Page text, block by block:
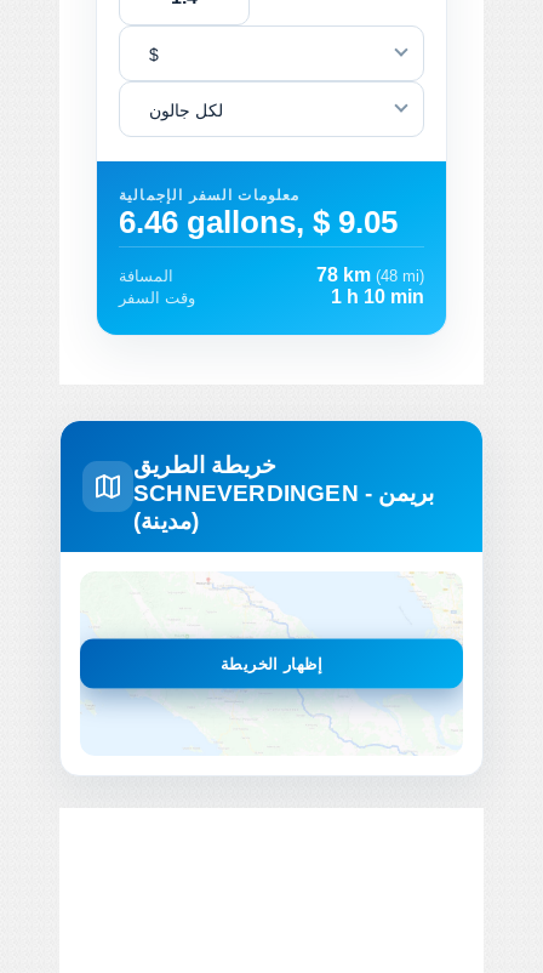
$
لكل جالون
معلومات السفر الإجمالية
6.46 gallons, $ 9.05
المسافة 78 km (48 mi)
وقت السفر
1 h 10 min
خريطة الطريق
SCHNEVERDINGEN - بريمن
(مدينة)
إظهار الخريطة